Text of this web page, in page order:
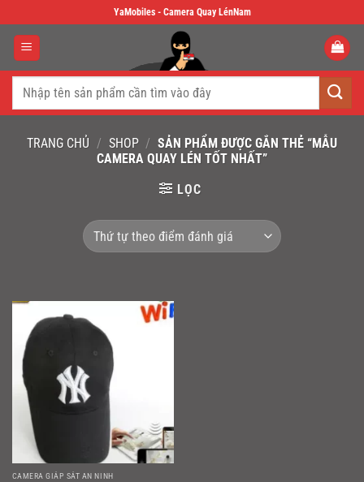
to
content
YaMobiles - Camera Quay LénNam
Tìm
TRANG CHỦ / SHOP / SẢN PHẨM ĐƯỢC GẮN THẺ “MẪU
CAMERA QUAY LÉN TỐT NHẤT”
LỌC
CAMERA GIÁP SÁT AN NINH